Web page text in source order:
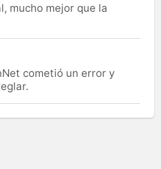
mucho mejor que la
cometió un error y